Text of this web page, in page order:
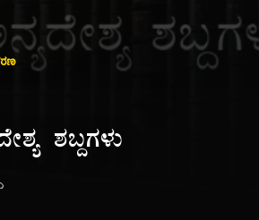
ಶಬ್ದಗಳು